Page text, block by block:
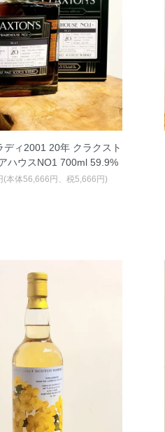
ディ2001 20年 クラクスト
ハウスNO1 700ml 59.9%
(本体56,666円、税5,666円)